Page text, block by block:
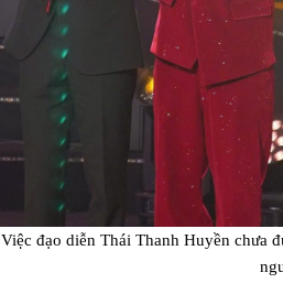
Việc đạo diễn Thái Thanh Huyền chưa